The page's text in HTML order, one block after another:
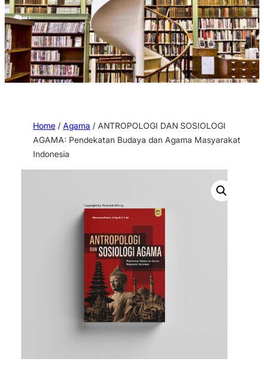
Home / Agama / ANTROPOLOGI DAN SOSIOLOGI
AGAMA: Pendekatan Budaya dan Agama Masyarakat
Indonesia